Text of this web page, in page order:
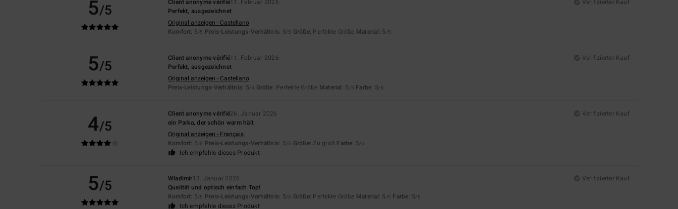
5/5 Client anonyme vérifié11. Februar 2026
Verifizierter Kauf
Perfekt, ausgezeichnet
Original anzeigen - Castellano
Komfort: 5/5 Preis-Leistungs-Verhältnis: 5/5 Größe: Perfekte Größe Material: 5 /5
5/5 Client anonyme vérifié11. Februar 2026
Verifizierter Kauf
Perfekt, ausgezeichnet
Original anzeigen - Castellano
Preis-Leistungs-Verhältnis: 5/5 Größe: Perfekte Größe Material: 5/5 Farbe: 5/5
4/5
Client anonyme vérifié26. Januar 2026
Verifizierter Kauf
ein Parka, der schön warm hält
Original anzeigen - Français
Komfort: 5/5 Preis-Leistungs-Verhältnis: 5/5 Größe: Zu groß Farbe: 5/5
Ich empfehle dieses Produkt
5/5 Wladimir13. Januar 2026
Verifizierter Kauf
Qualität und optisch einfach Top!
Komfort: 5/5 Preis-Leistungs-Verhältnis: 5/5 Größe: Perfekte Größe Material: 5 /5 Farbe: 5/5
Ich empfehle dieses Produkt